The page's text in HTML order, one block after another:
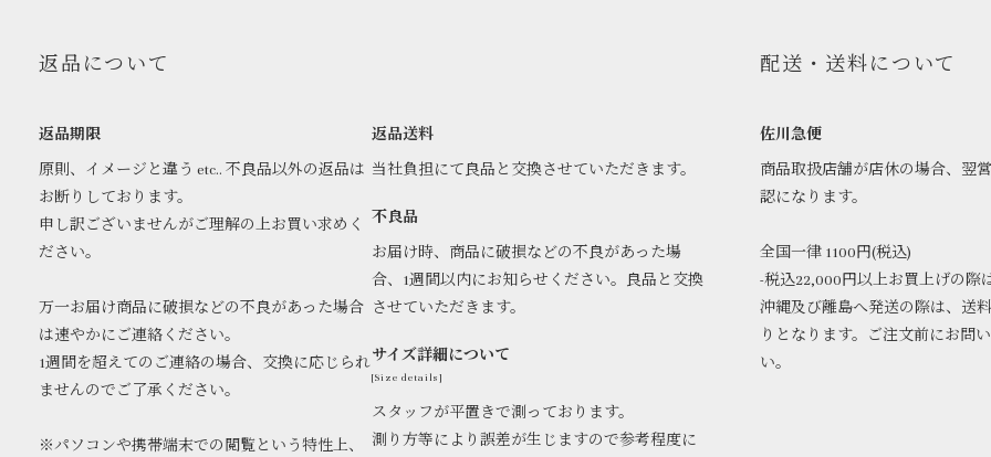
返品について
返品期限
原則、イメージと違う etc.. 不良品以外の返品は
お断りしております。
申し訳ございませんがご理解の上お買い求めく
ださい。
万一お届け商品に破損などの不良があった場合
は速やかにご連絡ください。
1週間を超えてのご連絡の場合、交換に応じられ
ませんのでご了承ください。
※パソコンや携帯端末での閲覧という特性上、
返品送料
当社負担にて良品と交換させていただきます。
不良品
お届け時、商品に破損などの不良があった場
合、1週間以内にお知らせください。良品と交換
させていただきます。
サイズ詳細について
[Size details]
スタッフが平置きで測っております。
測り方等により誤差が生じますので参考程度に
配送・送料について
佐川急便
商品取扱店舗が店休の場合、翌
認になります。
全国一律 1100円(税込)
-税込22,000円以上お買上げの際
沖縄及び離島へ発送の際は、送
りとなります。ご注文前にお問
い。